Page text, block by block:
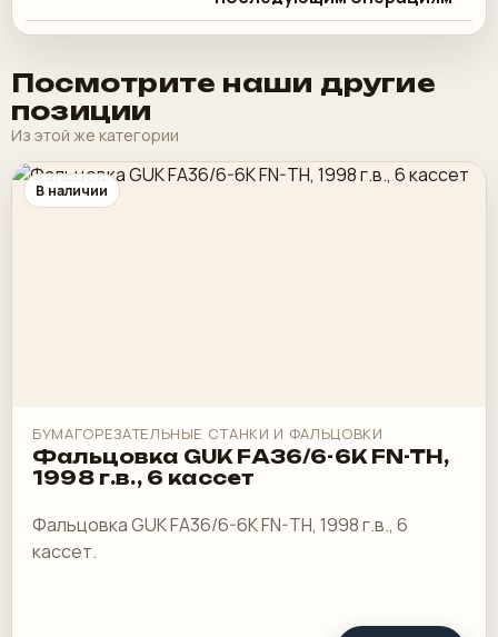
Посмотрите наши другие
позиции
Из этой же категории
В наличии
БУМАГОРЕЗАТЕЛЬНЫЕ СТАНКИ И ФАЛЬЦОВКИ
Фальцовка GUK FA36/6-6K FN-TH,
1998 г.в., 6 кассет
Фальцовка GUK FA36/6-6K FN-TH, 1998 г.в., 6
кассет.